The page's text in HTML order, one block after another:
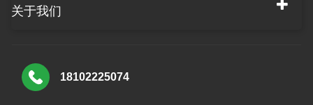
关于我们
18102225074